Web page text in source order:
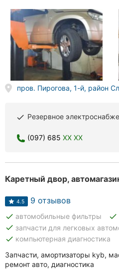
Кривой
Рог
Николаев
Херсон
Полтава
Черкассы
Сумы
Ивано-
Франковск
Луцк
пров. Пирогова, 1-й, район
done Резервное
(097) 685 XX XX
Каретный двор,
4.5 9 отзывов
done автомобильные фильтры done
done запчасти для легковых
done компьютерная диагностика
Запчасти, амортизаторы kyb,
ремонт авто, диагностика